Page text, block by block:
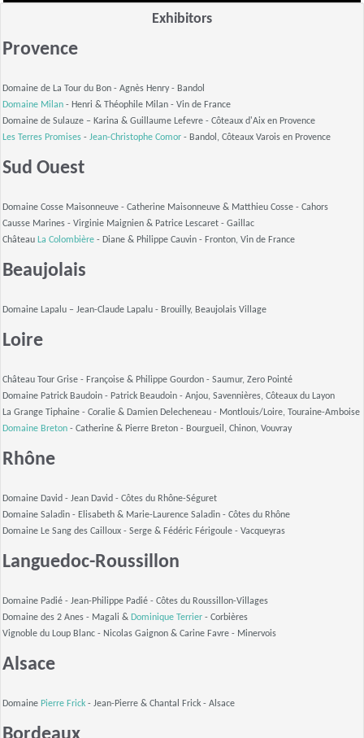
Exhibitors
Provence
Domaine de La Tour du Bon - Agnès Henry - Bandol
Domaine Milan - Henri & Théophile Milan - Vin de France
Domaine de Sulauze – Karina & Guillaume Lefevre - Côteaux d'Aix en Provence
Les Terres Promises - Jean-Christophe Comor - Bandol, Côteaux Varois en Provence
Sud Ouest
Domaine Cosse Maisonneuve - Catherine Maisonneuve & Matthieu Cosse - Cahors
Causse Marines - Virginie Maignien & Patrice Lescaret - Gaillac
Château La Colombière - Diane & Philippe Cauvin - Fronton, Vin de France
Beaujolais
Domaine Lapalu – Jean-Claude Lapalu - Brouilly, Beaujolais Village
Loire
Château Tour Grise - Françoise & Philippe Gourdon - Saumur, Zero Pointé
Domaine Patrick Baudoin - Patrick Beaudoin - Anjou, Savennières, Côteaux du Layon
La Grange Tiphaine - Coralie & Damien Delecheneau - Montlouis/Loire, Touraine-Amboise
Domaine Breton - Catherine & Pierre Breton - Bourgueil, Chinon, Vouvray
Rhône
Domaine David - Jean David - Côtes du Rhône-Séguret
Domaine Saladin - Elisabeth & Marie-Laurence Saladin - Côtes du Rhône
Domaine Le Sang des Cailloux - Serge & Fédéric Férigoule - Vacqueyras
Languedoc-Roussillon
Domaine Padié - Jean-Philippe Padié - Côtes du Roussillon-Villages
Domaine des 2 Anes - Magali & Dominique Terrier - Corbières
Vignoble du Loup Blanc - Nicolas Gaignon & Carine Favre - Minervois
Alsace
Domaine Pierre Frick - Jean-Pierre & Chantal Frick - Alsace